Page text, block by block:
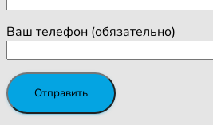
Ваш телефон (обязательно)